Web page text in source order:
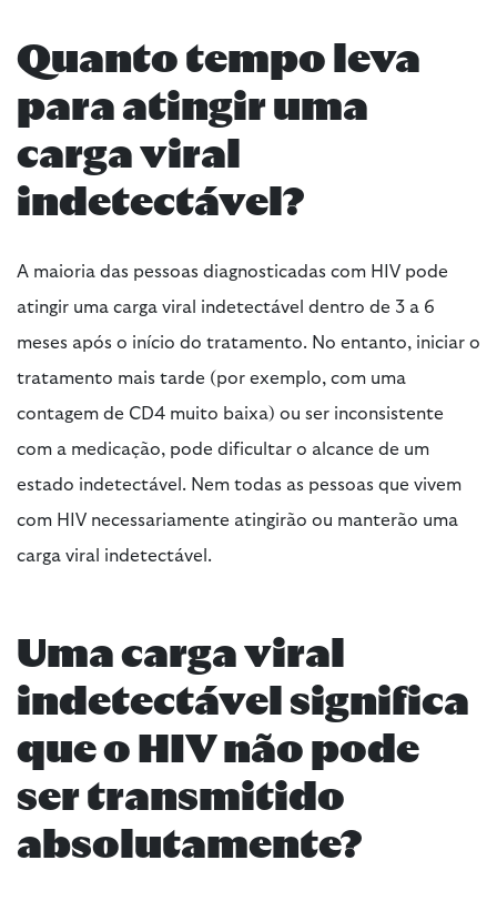
Quanto tempo leva
para atingir uma
carga viral
indetectável?
A maioria das pessoas diagnosticadas com HIV pode
atingir uma carga viral indetectável dentro de 3 a 6
meses após o início do tratamento. No entanto, iniciar o
tratamento mais tarde (por exemplo, com uma
contagem de CD4 muito baixa) ou ser inconsistente
com a medicação, pode dificultar o alcance de um
estado indetectável. Nem todas as pessoas que vivem
com HIV necessariamente atingirão ou manterão uma
carga viral indetectável.
Uma carga viral
indetectável significa
que o HIV não pode
ser transmitido
absolutamente?